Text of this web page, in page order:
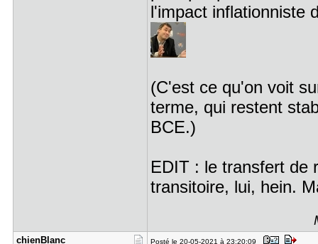
l'impact inflationniste
(C'est ce qu'on voit
terme, qui restent
BCE.)
EDIT : le transfert de
transitoire, lui, hein.
chienBlanc Posté le 20-05-2021 à 23:20:09